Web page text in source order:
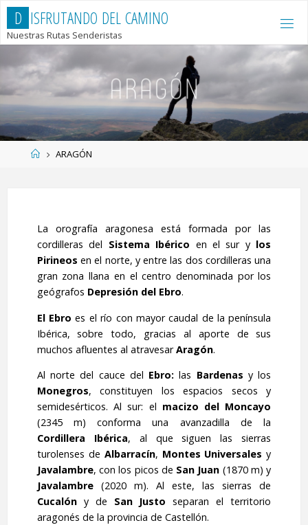
Saltar
contenido
D ISFRUTANDO DEL CAMINO
Nuestras Rutas Senderistas
PáginaARAGÓN
La orografía aragonesa está formada por las
cordilleras del Sistema Ibérico en el sur y los
Pirineos en el norte, y entre las dos cordilleras una
gran zona llana en el centro denominada por los
geógrafos Depresión del Ebro.
El Ebro es el río con mayor caudal de la península
Ibérica, sobre todo, gracias al aporte de sus
muchos afluentes al atravesarAragón.
Al norte del cauce del Ebro: las Bardenas y los
Monegros, constituyen los espacios secos y
semidesérticos. Al sur: el macizo del Moncayo
(2345 m) conforma una avanzadilla de la
Cordillera Ibérica, al que siguen las sierras
turolenses de Albarracín, Montes Universales y
Javalambre, con los picos de San Juan (1870 m) y
Javalambre (2020 m). Al este, las sierras de
Cucalóny de San Justo separan el territorio
aragonés de la provincia de Castellón.